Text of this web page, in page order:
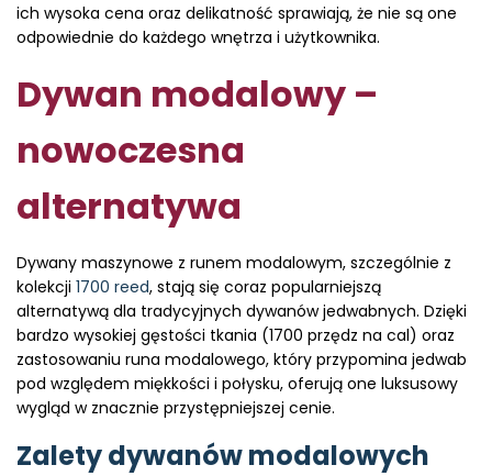
ich wysoka cena oraz delikatność sprawiają, że nie są one
odpowiednie do każdego wnętrza i użytkownika.
Dywan modalowy –
nowoczesna
alternatywa
Dywany maszynowe z runem modalowym, szczególnie z
kolekcji 1700 reed, stają się coraz popularniejszą
alternatywą dla tradycyjnych dywanów jedwabnych. Dzięki
bardzo wysokiej gęstości tkania (1700 przędz na cal) oraz
zastosowaniu runa modalowego, który przypomina jedwab
pod względem miękkości i połysku, oferują one luksusowy
wygląd w znacznie przystępniejszej cenie.
Zalety dywanów modalowych